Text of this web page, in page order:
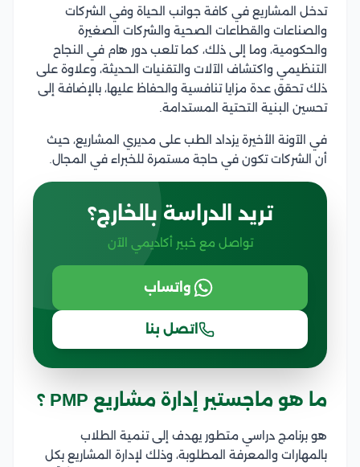
تدخل المشاريع في كافة جوانب الحياة وفي الشركات
والصناعات والقطاعات الصحية والشركات الصغيرة
والحكومية، وما إلى ذلك، كما تلعب دور هام في النجاح
التنظيمي واكتشاف الآلات والتقنيات الحديثة، وعلاوة على
ذلك تحقق عدة مزايا تنافسية والحفاظ عليها، بالإضافة إلى
تحسين البنية التحتية المستدامة.
في الآونة الأخيرة يزداد الطب على مديري المشاريع، حيث
أن الشركات تكون في حاجة مستمرة للخبراء في المجال.
تريد الدراسة بالخارج؟
تواصل مع خبير أكاديمي الآن
واتساب
اتصل بنا
ما هو ماجستير إدارة مشاريع PMP ؟
هو برنامج دراسي متطور يهدف إلى تنمية الطلاب
بالمهارات والمعرفة المطلوبة، وذلك لإدارة المشاريع بكل